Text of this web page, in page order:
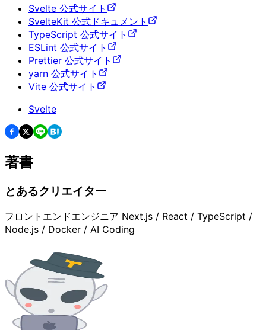
Svelte 公式サイト
SvelteKit 公式ドキュメント
TypeScript 公式サイト
ESLint 公式サイト
Prettier 公式サイト
yarn 公式サイト
Vite 公式サイト
Svelte
著書
とあるクリエイター
フロントエンドエンジニア Next.js / React / TypeScript /
Node.js / Docker / AI Coding